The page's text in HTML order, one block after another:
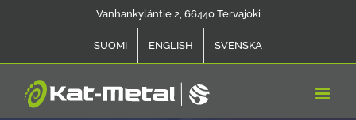
Vanhankyläntie 2, 66440 Tervajoki
SUOMI ENGLISH SVENSKA